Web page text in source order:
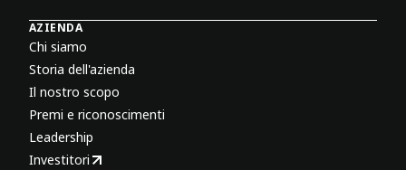
AZIENDA
Chi siamo
Storia dell'azienda
Il nostro scopo
Premi e riconoscimenti
Leadership
Investitori